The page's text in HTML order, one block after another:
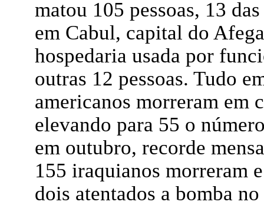
matou 105 pessoas, 13
em Cabul, capital do
hospedaria usada por
outras 12 pessoas. Tudo
americanos morreram em
elevando para 55 o
em outubro, recorde
155 iraquianos morreram
dois atentados a bomba